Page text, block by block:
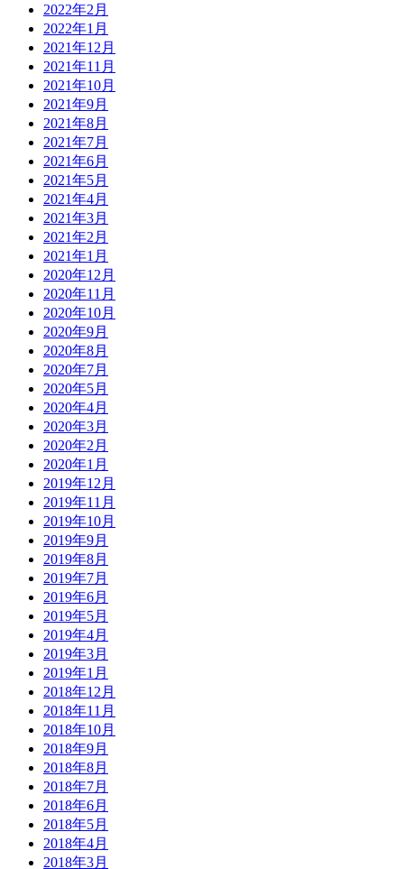
2022年2月
2022年1月
2021年12月
2021年11月
2021年10月
2021年9月
2021年8月
2021年7月
2021年6月
2021年5月
2021年4月
2021年3月
2021年2月
2021年1月
2020年12月
2020年11月
2020年10月
2020年9月
2020年8月
2020年7月
2020年5月
2020年4月
2020年3月
2020年2月
2020年1月
2019年12月
2019年11月
2019年10月
2019年9月
2019年8月
2019年7月
2019年6月
2019年5月
2019年4月
2019年3月
2019年1月
2018年12月
2018年11月
2018年10月
2018年9月
2018年8月
2018年7月
2018年6月
2018年5月
2018年4月
2018年3月